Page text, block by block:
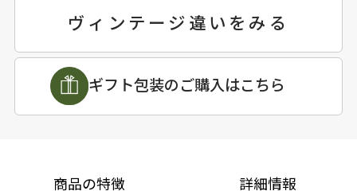
ヴィンテージ違いをみる
ギフト包装のご購入はこちら
商品の特徴 詳細情報